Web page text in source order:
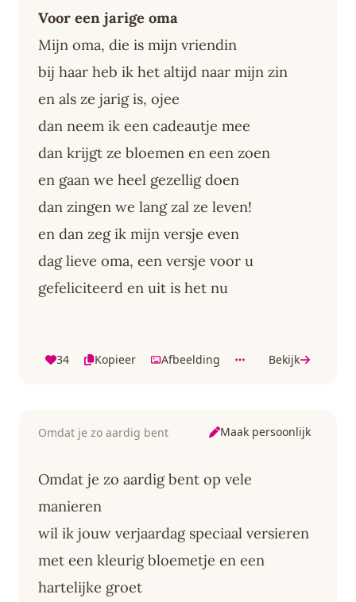
Voor een jarige oma
Mijn oma, die is mijn vriendin
bij haar heb ik het altijd naar mijn zin
en als ze jarig is, ojee
dan neem ik een cadeautje mee
dan krijgt ze bloemen en een zoen
en gaan we heel gezellig doen
dan zingen we lang zal ze leven!
en dan zeg ik mijn versje even
dag lieve oma, een versje voor u
gefeliciteerd en uit is het nu
34 Kopieer Afbeelding Bekijk
Omdat je zo aardig bent Maak persoonlijk
Omdat je zo aardig bent op vele
manieren
wil ik jouw verjaardag speciaal versieren
met een kleurig bloemetje en een
hartelijke groet